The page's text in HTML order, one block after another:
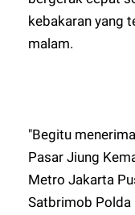
kebakaran yang
malam.
"Begitu
Pasar Jiung
Metro Jakarta
Satbrimob Polda